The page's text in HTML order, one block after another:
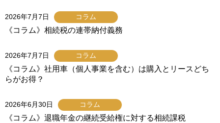
2026年7月7日 コラム
《コラム》相続税の連帯納付義務
2026年7月7日 コラム
《コラム》社用車（個人事業を含む）は購入とリースどち
らがお得？
2026年6月30日 コラム
《コラム》退職年金の継続受給権に対する相続課税